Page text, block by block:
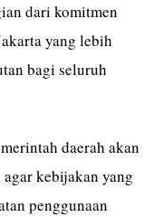
dari komitmen
yang lebih
bagi seluruh
daerah akan
kebijakan yang
penggunaan